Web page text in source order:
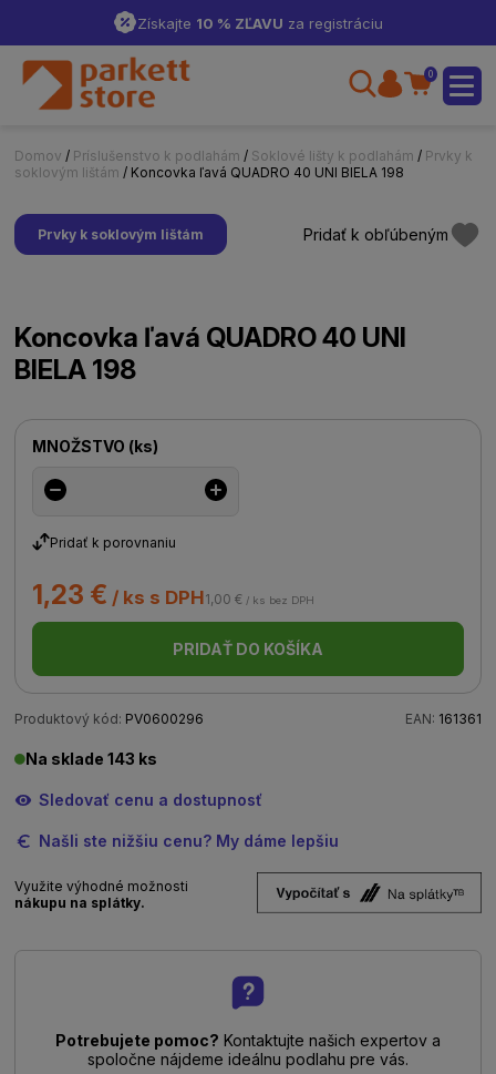
Získajte 10 % ZĽAVU za registráciu
0
Domov / Príslušenstvo k podlahám / Soklové lišty k podlahám / Prvky k
soklovým lištám / Koncovka ľavá QUADRO 40 UNI BIELA 198
Prvky k soklovým lištám Pridať k obľúbeným
Koncovka ľavá QUADRO 40 UNI
BIELA 198
MNOŽSTVO (ks)
Pridať k porovnaniu
1,23 € / ks s DPH1,00 € / ks bez DPH
PRIDAŤ DO KOŠÍKA
Produktový kód: PV0600296 EAN: 161361
Na sklade 143 ks
Sledovať cenu a dostupnosť
Našli ste nižšiu cenu? My dáme lepšiu
Využite výhodné možnosti
nákupu na splátky.
Potrebujete pomoc? Kontaktujte našich expertov a
spoločne nájdeme ideálnu podlahu pre vás.